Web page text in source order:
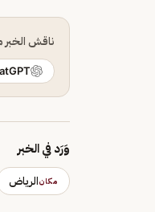
ناقش الخبر
وَرَد في الخبر
مكانالرياض